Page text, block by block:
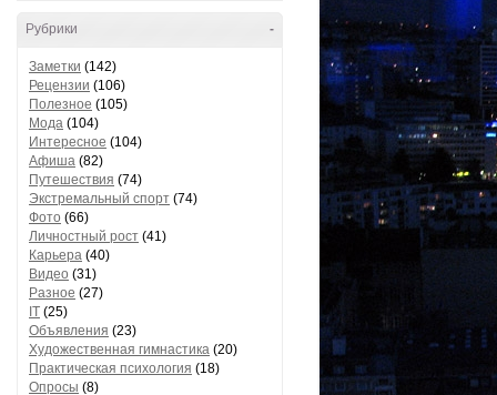
-
Рубрики
Заметки (142)
Рецензии (106)
Полезное (105)
Мода (104)
Интересное (104)
Афиша (82)
Путешествия (74)
Экстремальный спорт (74)
Фото (66)
Личностный рост (41)
Карьера (40)
Видео (31)
Разное (27)
IT (25)
Объявления (23)
Художественная гимнастика (20)
Практическая психология (18)
Опросы (8)